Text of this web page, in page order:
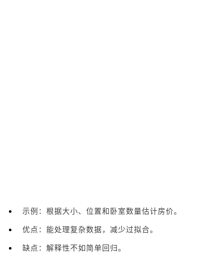
示例：根据大小、位置和卧室数量估计房价。
优点：能处理复杂数据，减少过拟合。
缺点：解释性不如简单回归。